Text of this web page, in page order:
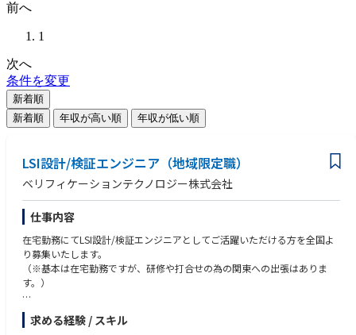
前へ
1
次へ
条件を変更
新着順
新着順
年収が高い順 年収が低い順
LSI設計/検証エンジニア（地域限定職）
ベリフィケーションテクノロジー株式会社
仕事内容
在宅勤務にてLSI設計/検証エンジニアとしてご活躍いただける方を全国よ
り募集いたします。
（※基本は在宅勤務ですが、研修や打合せの為の関東への出張はありま
す。）
当社は創業以来ＬＳＩ検証技術を核とした事業を行っております。ＬＳＩ
設計・検証受託事業のみならず機能安全認証に向けたコンサルティングサ
求める経験 / スキル